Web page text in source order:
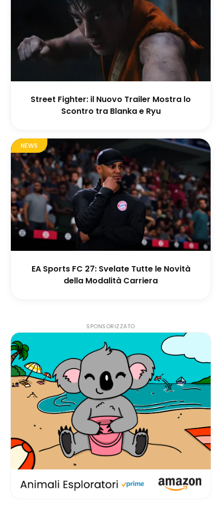
Street Fighter: il Nuovo Trailer Mostra lo
Scontro tra Blanka e Ryu
NEWS
EA Sports FC 27: Svelate Tutte le Novità
della Modalità Carriera
SPONSORIZZATO